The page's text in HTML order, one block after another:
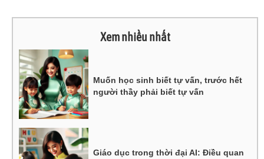
Xem nhiều nhất
Muốn học sinh biết tự vấn, trước hết
người thầy phải biết tự vấn
Giáo dục trong thời đại AI: Điều quan